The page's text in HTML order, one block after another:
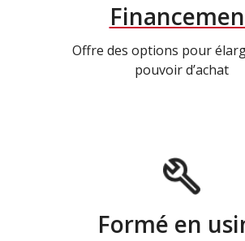
Offre des options pour
pouvoir d’achat
Formé en